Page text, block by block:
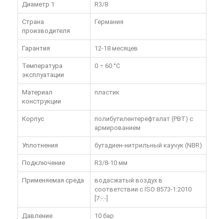
Диаметр 1 R3/8
Страна
производителя
Германия
Гарантия 12-18 месяцев
Температура
эксплуатации
0 ÷ 60 °C
Материал
конструкции
пластик
Корпус
полибутилентерефталат (PBT) с
армированием
Уплотнения бутадиен-нитрильный каучук (NBR)
Подключение R3/8-10 мм
Применяемая среда
водасжатый воздух в
соответствии с ISO 8573-1:2010
[7:-:-]
Давление
10 бар